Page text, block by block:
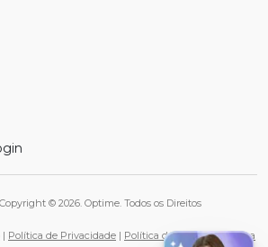
© 2026. Optime. Todos os Direitos
| Política de Privacidade | Política de Cookies|Política